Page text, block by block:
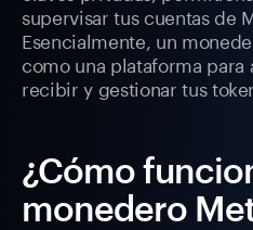
supervisar tus cuentas de
Esencialmente, un
como una plataforma para
recibir y gestionar tus
¿Cómo
monedero